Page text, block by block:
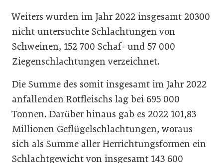
Weiters wurden im Jahr 2022 insgesamt 20300
nicht untersuchte Schlachtungen von
Schweinen, 152 700 Schaf- und 57 000
Ziegenschlachtungen verzeichnet.
Die Summe des somit insgesamt im Jahr 2022
anfallenden Rotfleischs lag bei 695 000
Tonnen. Darüber hinaus gab es 2022 101,83
Millionen Geflügelschlachtungen, woraus
sich als Summe aller Herrichtungsformen ein
Schlachtgewicht von insgesamt 143 600